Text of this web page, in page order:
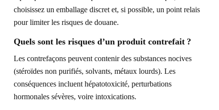
choisissez un emballage discret et, si possible, un point relais
pour limiter les risques de douane.
Quels sont les risques d’un produit contrefait ?
Les contrefaçons peuvent contenir des substances nocives
(stéroïdes non purifiés, solvants, métaux lourds). Les
conséquences incluent hépatotoxicité, perturbations
hormonales sévères, voire intoxications.